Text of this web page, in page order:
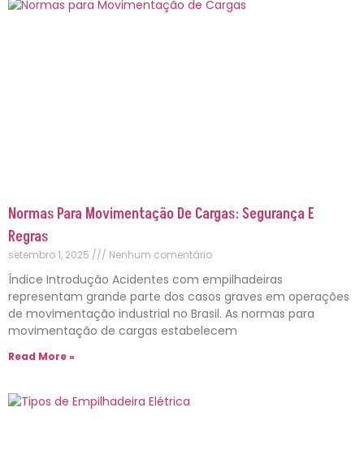
Normas Para Movimentação De Cargas: Segurança E
Regras
setembro 1, 2025 Nenhum comentário
Índice Introdução Acidentes com empilhadeiras
representam grande parte dos casos graves em operações
de movimentação industrial no Brasil. As normas para
movimentação de cargas estabelecem
Read More »